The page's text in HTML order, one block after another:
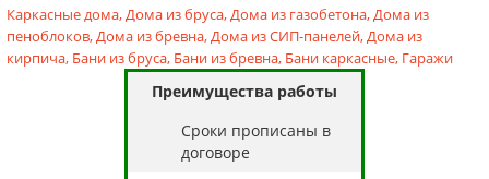
Каркасные дома,Дома из бруса,Дома из газобетона,Дома из
пеноблоков,Дома из бревна,Дома из СИП-панелей,Дома из
кирпича, Бани из бруса, Бани из бревна, Бани каркасные, Гаражи
Преимущества работы
Cроки прописаны в
договоре